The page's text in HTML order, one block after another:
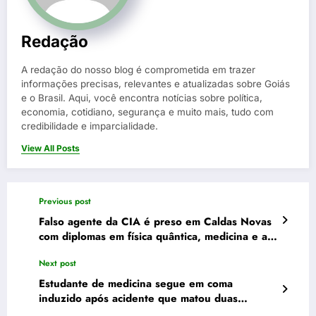
Redação
A redação do nosso blog é comprometida em trazer
informações precisas, relevantes e atualizadas sobre Goiás
e o Brasil. Aqui, você encontra notícias sobre política,
economia, cotidiano, segurança e muito mais, tudo com
credibilidade e imparcialidade.
View All Posts
Previous post
Falso agente da CIA é preso em Caldas Novas
com diplomas em física quântica, medicina e até
Next post
Estudante de medicina segue em coma
induzido após acidente que matou duas